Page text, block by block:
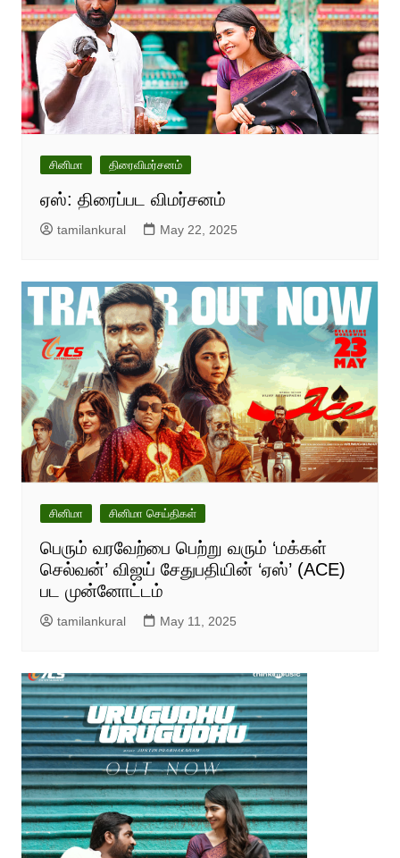
சினிமா திரைவிமர்சனம்
ஏஸ்: திரைப்பட விமர்சனம்
tamilankural May 22, 2025
சினிமா சினிமா செய்திகள்
பெரும் வரவேற்பை பெற்று வரும் ‘மக்கள்
செல்வன்’ விஜய் சேதுபதியின் ‘ஏஸ்’ (ACE)
பட முன்னோட்டம்
tamilankural May 11, 2025